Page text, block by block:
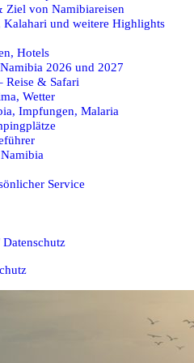
Ziel von Namibiareisen
Kalahari und weitere Highlights
Hotels
2026 und 2027
Reise & Safari
Wetter
Impfungen, Malaria
Service